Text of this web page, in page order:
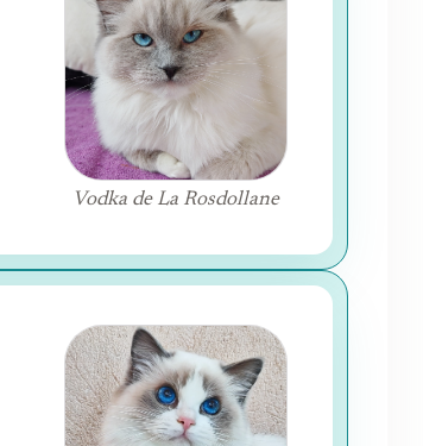
Vodka de La Rosdollane